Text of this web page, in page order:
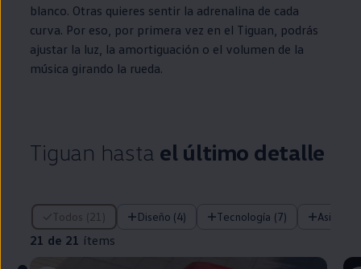
blanco. Otras quieres sentir la adrenalina de cada
curva. Por eso, por primera vez en el Tiguan , podrás
ajustar la luz, la amortiguación o el volumen de la
música girando la rueda.
Tiguan hasta el último detalle
Todos (21) Diseño (4) Tecnología (7)
21 de 21 ítems
21 de 21 ítems